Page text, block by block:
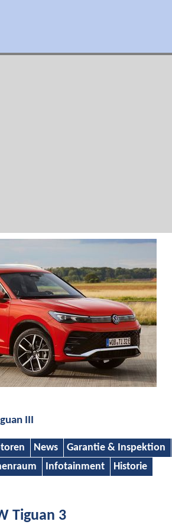
III
News Garantie & Inspektion
Infotainment Historie
Tiguan 3